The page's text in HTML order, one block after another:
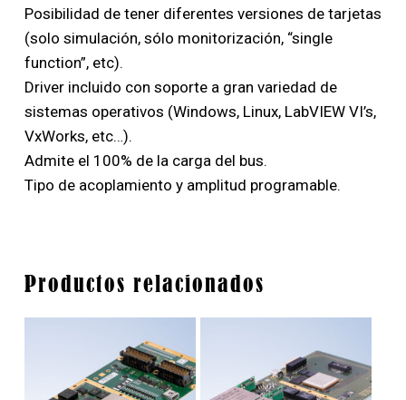
Posibilidad de tener diferentes versiones de tarjetas
(solo simulación, sólo monitorización, “single
function”, etc).
Driver incluido con soporte a gran variedad de
sistemas operativos (Windows, Linux, LabVIEW VI’s,
VxWorks, etc…).
Admite el 100% de la carga del bus.
Tipo de acoplamiento y amplitud programable.
Productos relacionados